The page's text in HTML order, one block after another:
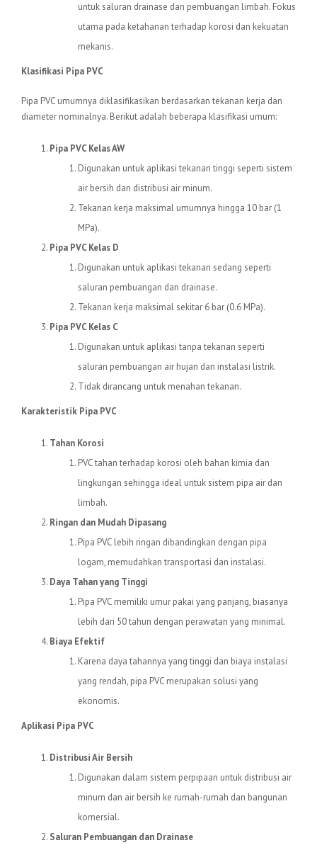
untuk saluran drainase dan pembuangan limbah. Fokus
utama pada ketahanan terhadap korosi dan kekuatan
mekanis.
Klasifikasi Pipa PVC
Pipa PVC umumnya diklasifikasikan berdasarkan tekanan kerja dan
diameter nominalnya. Berikut adalah beberapa klasifikasi umum:
Pipa PVC Kelas AW
Digunakan untuk aplikasi tekanan tinggi seperti sistem
air bersih dan distribusi air minum.
Tekanan kerja maksimal umumnya hingga 10 bar (1
MPa).
Pipa PVC Kelas D
Digunakan untuk aplikasi tekanan sedang seperti
saluran pembuangan dan drainase.
Tekanan kerja maksimal sekitar 6 bar (0.6 MPa).
Pipa PVC Kelas C
Digunakan untuk aplikasi tanpa tekanan seperti
saluran pembuangan air hujan dan instalasi listrik.
Tidak dirancang untuk menahan tekanan.
Karakteristik Pipa PVC
Tahan Korosi
PVC tahan terhadap korosi oleh bahan kimia dan
lingkungan sehingga ideal untuk sistem pipa air dan
limbah.
Ringan dan Mudah Dipasang
Pipa PVC lebih ringan dibandingkan dengan pipa
logam, memudahkan transportasi dan instalasi.
Daya Tahan yang Tinggi
Pipa PVC memiliki umur pakai yang panjang, biasanya
lebih dari 50 tahun dengan perawatan yang minimal.
Biaya Efektif
Karena daya tahannya yang tinggi dan biaya instalasi
yang rendah, pipa PVC merupakan solusi yang
ekonomis.
Aplikasi Pipa PVC
Distribusi Air Bersih
Digunakan dalam sistem perpipaan untuk distribusi air
minum dan air bersih ke rumah-rumah dan bangunan
komersial.
Saluran Pembuangan dan Drainase